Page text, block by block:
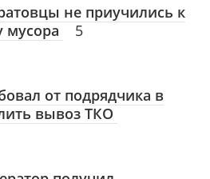
не приучились к
мусора
5
от подрядчика в
вывоз ТКО